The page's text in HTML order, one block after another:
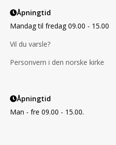
Åpningtid
Mandag til fredag 09.00 - 15.00
Vil du varsle?
Personvern i den norske kirke
Åpningtid
Man - fre 09.00 - 15.00.